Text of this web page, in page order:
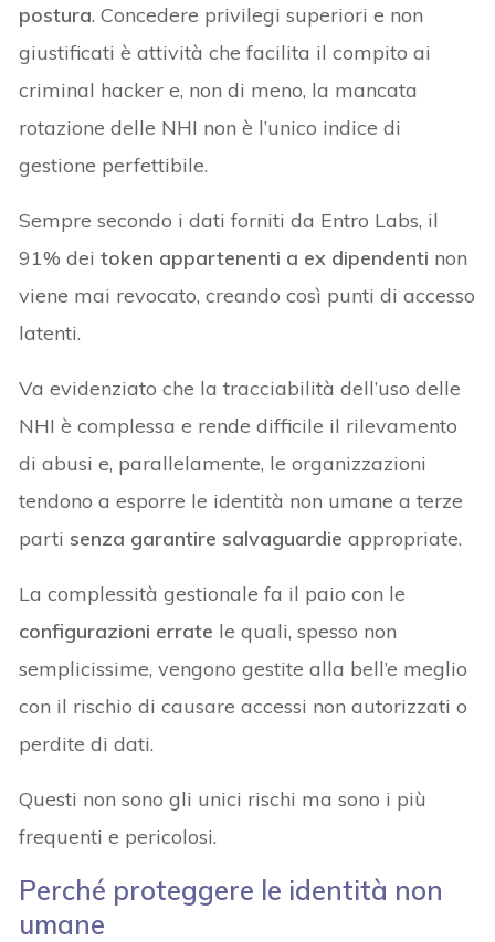
postura. Concedere privilegi superiori e non
giustificati è attività che facilita il compito ai
criminal hacker e, non di meno, la mancata
rotazione delle NHI non è l’unico indice di
gestione perfettibile.
Sempre secondo i dati forniti da Entro Labs, il
91% deitoken appartenenti a ex dipendenti non
viene mai revocato, creando così punti di accesso
latenti.
Va evidenziato che la tracciabilità dell’uso delle
NHI è complessa e rende difficile il rilevamento
di abusi e, parallelamente, le organizzazioni
tendono a esporre le identità non umane a terze
parti senza garantire salvaguardie appropriate.
La complessità gestionale fa il paio con le
configurazioni errate le quali, spesso non
semplicissime, vengono gestite alla bell’e meglio
con il rischio di causare accessi non autorizzati o
perdite di dati.
Questi non sono gli unici rischi ma sono i più
frequenti e pericolosi.
Perché proteggere le identità non
umane